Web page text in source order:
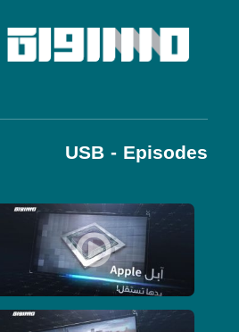
USB - Episodes
Pages